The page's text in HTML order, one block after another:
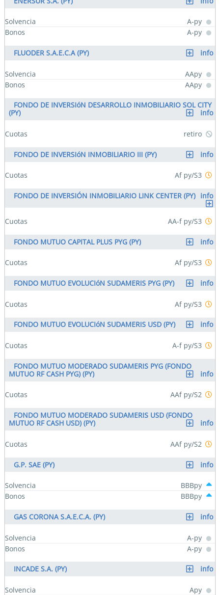
Solvencia
A-py
Bonos
A-py
FLUODER S.A.E.C.A (PY) info
Solvencia
AApy
Bonos
AApy
FONDO DE INVERSIóN DESARROLLO INMOBILIARIO SOL CITY
(PY)
info
Cuotas retiro
FONDO DE INVERSIóN INMOBILIARIO III (PY) info
Cuotas Af py/S3
FONDO DE INVERSIÓN INMOBILIARIO LINK CENTER (PY) info
Cuotas AA-f py/S3
FONDO MUTUO CAPITAL PLUS PYG (PY) info
Cuotas Af py/S3
FONDO MUTUO EVOLUCIóN SUDAMERIS PYG (PY) info
Cuotas Af py/S3
FONDO MUTUO EVOLUCIóN SUDAMERIS USD (PY) info
Cuotas A-f py/S3
FONDO MUTUO MODERADO SUDAMERIS PYG (FONDO
MUTUO RF CASH PYG) (PY)
info
Cuotas AAf py/S2
FONDO MUTUO MODERADO SUDAMERIS USD (FONDO
MUTUO RF CASH USD) (PY)
info
Cuotas AAf py/S2
G.P. SAE (PY) info
Solvencia
BBBpy
Bonos
BBBpy
GAS CORONA S.A.E.C.A. (PY) info
Solvencia
A-py
Bonos
A-py
INCADE S.A. (PY) info
Solvencia
Apy